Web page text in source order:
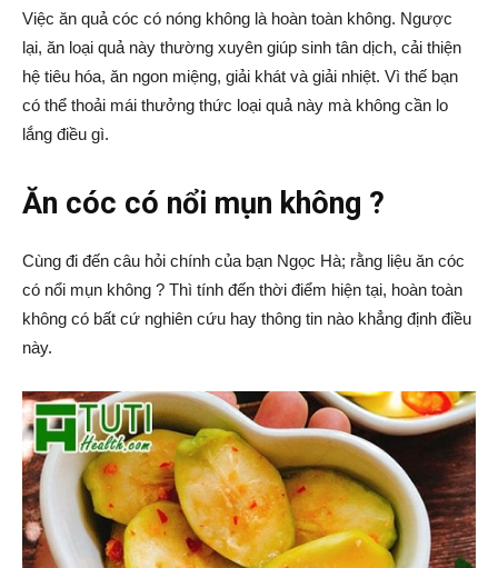
Việc ăn quả cóc có nóng không là hoàn toàn không. Ngược
lại, ăn loại quả này thường xuyên giúp sinh tân dịch, cải thiện
hệ tiêu hóa, ăn ngon miệng, giải khát và giải nhiệt. Vì thế bạn
có thể thoải mái thưởng thức loại quả này mà không cần lo
lắng điều gì.
Ăn cóc có nổi mụn không ?
Cùng đi đến câu hỏi chính của bạn Ngọc Hà; rằng liệu ăn cóc
có nổi mụn không ? Thì tính đến thời điểm hiện tại, hoàn toàn
không có bất cứ nghiên cứu hay thông tin nào khẳng định điều
này.